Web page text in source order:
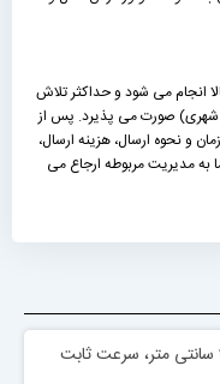
انجام می شود و حداکثر تلاش
شهری) صورت می پذیرد. پس از
و نحوه ارسال، هزینه ارسال،
به مدیریت مربوطه ارجاع می
میز گردان ماناک قطر 30 سانتی متر، سرعت ثابت